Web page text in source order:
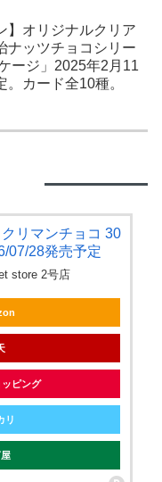
】オリジナルクリア
ナッツチョコシリー
ージ」2025年2月11
。カード全10種。
リマンチョコ 30
07/28発売予定
store 2号店
ピング
リ